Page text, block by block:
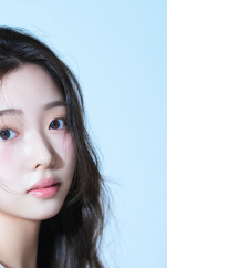
BLOG
CONTACT